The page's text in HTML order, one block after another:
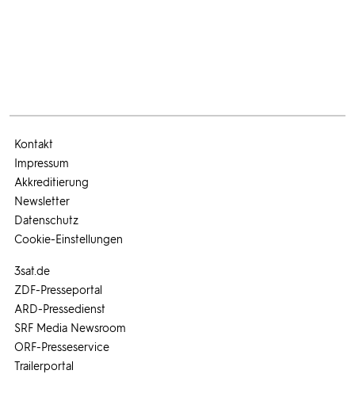
3sat.de
ZDF-Presseportal
ARD-Pressedienst
SRF Media Newsroom
ORF-Presseservice
Trailerportal
Kontakt
Impressum
Akkreditierung
Newsletter
Datenschutz
Cookie-Einstellungen